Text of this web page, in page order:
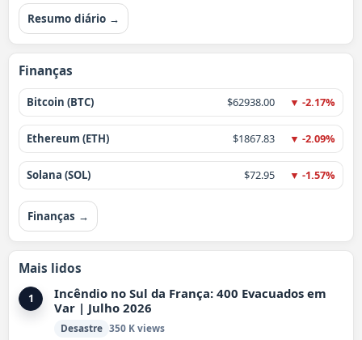
Resumo diário →
Finanças
Bitcoin (BTC) $62938.00 ▼ -2.17%
Ethereum (ETH) $1867.83 ▼ -2.09%
Solana (SOL) $72.95 ▼ -1.57%
Finanças →
Mais lidos
1
Incêndio no Sul da França: 400 Evacuados em
Var | Julho 2026
Desastre 350 K views